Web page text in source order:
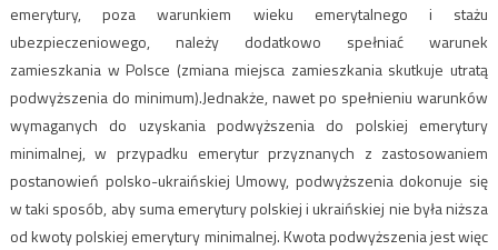
emerytury, poza warunkiem wieku emerytalnego i stażu
ubezpieczeniowego, należy dodatkowo spełniać warunek
zamieszkania w Polsce (zmiana miejsca zamieszkania skutkuje utratą
podwyższenia do minimum).Jednakże, nawet po spełnieniu warunków
wymaganych do uzyskania podwyższenia do polskiej emerytury
minimalnej, w przypadku emerytur przyznanych z zastosowaniem
postanowień polsko-ukraińskiej Umowy, podwyższenia dokonuje się
w taki sposób, aby suma emerytury polskiej i ukraińskiej nie była niższa
od kwoty polskiej emerytury minimalnej. Kwota podwyższenia jest więc